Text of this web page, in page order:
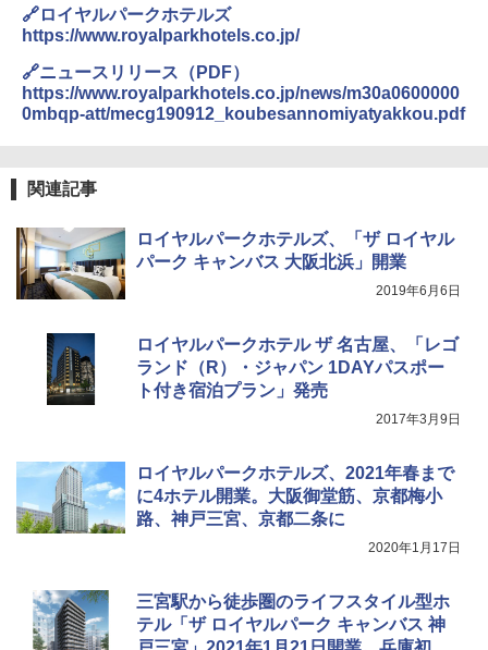
￥2,277
地球の歩き方 スター・ウォーズ
￥2,695
￥1,540
ENDLESS BASE 《めざましテレビで紹介》
テント ワンタッチ RENEW 幅200 2-3人用 43
500002(89232)
￥5,499
￥8,991
X 2人用 3人用 キャンプ アウトドア フェス
収納 コンパクト 簡単設営 カンガルーテント
ソロキャンプ ソロテント
防水 UVカット 4段階高さ調整 軽量 収納袋付
き
￥6,459
熊撃退スプレー 熊よけスプレー 熊スプレー
防災用品 長期保存可能 緊急時用 日本国内発
送
ソーラー LED ランタン Type-C 充電式 ソー
ラーランタン IP65防水 キャンプ用品 防災グ
ッズ 6種類のライトモード 防災 吊り下げ 折
り畳み式 キャンプソーラーライト防災 停電
￥2,849
🔗ロイヤルパークホテルズ
https://www.royalparkhotels.co.jp/
🔗ニュースリリース（PDF）
https://www.royalparkhotels.co.jp/news/m30a0600000
0mbqp-att/mecg190912_koubesannomiyatyakkou.pdf
関連記事
ロイヤルパークホテルズ、「ザ ロイヤル
パーク キャンバス 大阪北浜」開業
2019年6月6日
ロイヤルパークホテル ザ 名古屋、「レゴ
ランド（R）・ジャパン 1DAYパスポー
ト付き宿泊プラン」発売
2017年3月9日
ロイヤルパークホテルズ、2021年春まで
に4ホテル開業。大阪御堂筋、京都梅小
路、神戸三宮、京都二条に
2020年1月17日
三宮駅から徒歩圏のライフスタイル型ホ
テル「ザ ロイヤルパーク キャンバス 神